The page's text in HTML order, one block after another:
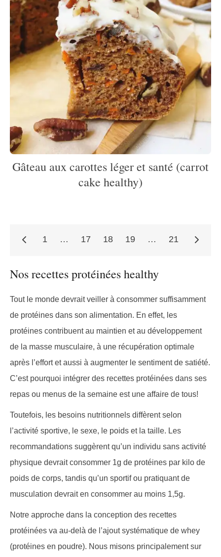
Gâteau aux carottes léger et santé (carrot
cake healthy)
Pagination
publications
1 … 17 18 19 … 21
Nos recettes protéinées healthy
Tout le monde devrait veiller à consommer suffisamment
de protéines dans son alimentation. En effet, les
protéines contribuent au maintien et au développement
de la masse musculaire, à une récupération optimale
après l’effort et aussi à augmenter le sentiment de satiété.
C’est pourquoi intégrer des recettes protéinées dans ses
repas ou menus de la semaine est une affaire de tous!
Toutefois, les besoins nutritionnels diffèrent selon
l’activité sportive, le sexe, le poids et la taille. Les
recommandations suggèrent qu’un individu sans activité
physique devrait consommer 1g de protéines par kilo de
poids de corps, tandis qu’un sportif ou pratiquant de
musculation devrait en consommer au moins 1,5g.
Notre approche dans la conception des recettes
protéinées va au-delà de l’ajout systématique de whey
(protéines en poudre). Nous misons principalement sur